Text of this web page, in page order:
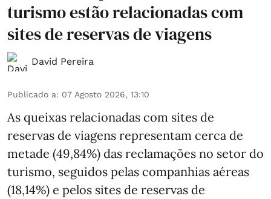
turismo estão relacionadas com
sites de reservas de viagens
David Pereira
Publicado a: 07 Agosto 2026, 13:10
As queixas relacionadas com sites de
reservas de viagens representam cerca de
metade (49,84%) das reclamações no setor do
turismo, seguidos pelas companhias aéreas
(18,14%) e pelos sites de reservas de